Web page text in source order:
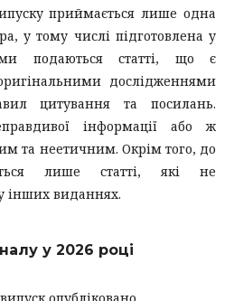
приймається лише одна
у тому числі підготовлена у
подаються статті, що є
дослідженнями
цитування та посилань.
інформації або ж
та неетичним. Окрім того, до
лише статті, які не
інших виданнях.
у 2026 році